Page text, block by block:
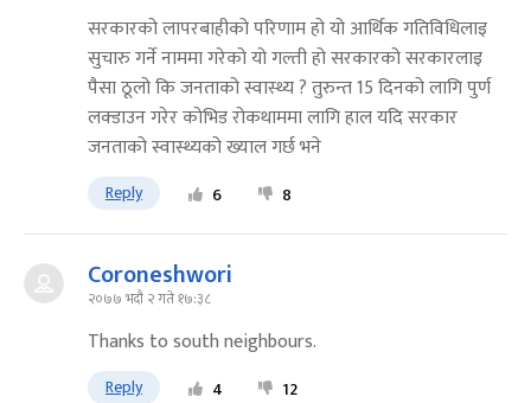
सरकारको लापरबाहीको परिणाम हो यो आर्थिक गतिविधिलाइ
सुचारु गर्ने नाममा गरेको यो गल्ती हो सरकारको सरकारलाइ
पैसा ठूलो कि जनताको स्वास्थ्य ? तुरुन्त 15 दिनको लागि पुर्ण
लक्डाउन गरेर कोभिड रोकथाममा लागि हाल यदि सरकार
जनताको स्वास्थ्यको ख्याल गर्छ भने
Reply 6 8
Coroneshwori
२०७७ भदौ २ गते १७:३८
Thanks to south neighbours.
Reply 4 12